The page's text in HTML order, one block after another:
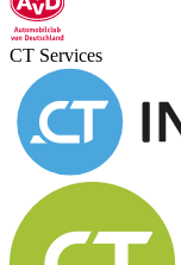
CT Services